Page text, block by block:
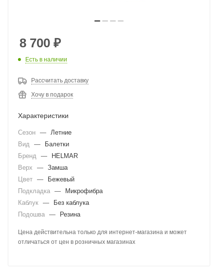
8 700 ₽
Есть в наличии
Рассчитать доставку
Хочу в подарок
Характеристики
Сезон —
Летние
Вид
—
Балетки
Бренд
—
HELMAR
Верх
— Замша
Цвет —
Бежевый
Подкладка —
Микрофибра
Каблук —
Без каблука
Подошва — Резина
Цена действительна только для интернет-магазина и может
отличаться от цен в розничных магазинах